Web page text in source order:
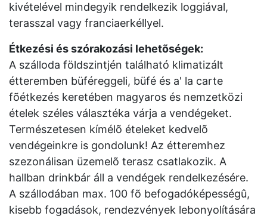
kivételével mindegyik rendelkezik loggiával,
terasszal vagy franciaerkéllyel.
Étkezési és szórakozási lehetõségek:
A szálloda földszintjén található klimatizált
étteremben büféreggeli, büfé és a' la carte
fõétkezés keretében magyaros és nemzetközi
ételek széles választéka várja a vendégeket.
Természetesen kímélõ ételeket kedvelõ
vendégeinkre is gondolunk! Az étteremhez
szezonálisan üzemelõ terasz csatlakozik. A
hallban drinkbár áll a vendégek rendelkezésére.
A szállodában max. 100 fõ befogadóképességû,
kisebb fogadások, rendezvények lebonyolítására